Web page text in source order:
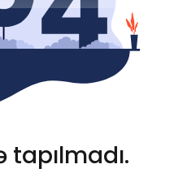
tapılmadı.